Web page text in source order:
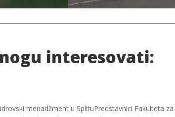
interesovati:
menadžment u SplituPredstavnici Fakulteta